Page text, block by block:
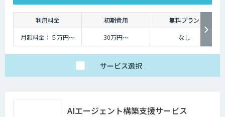
利用料金 初期費用
無料プラン
月額料金：５万円〜
30万円〜 なし
サービス選択
AIエージェント構築支援サービス